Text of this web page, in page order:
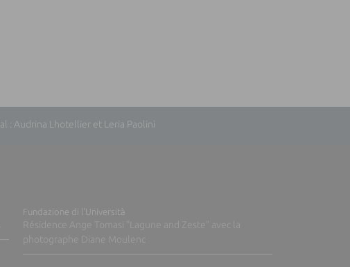
Audrina Lhotellier et Leria Paolini
Fundazione di l'Università
Résidence Ange Tomasi "Lagune and Zeste" avec la
photographe Diane Moulenc